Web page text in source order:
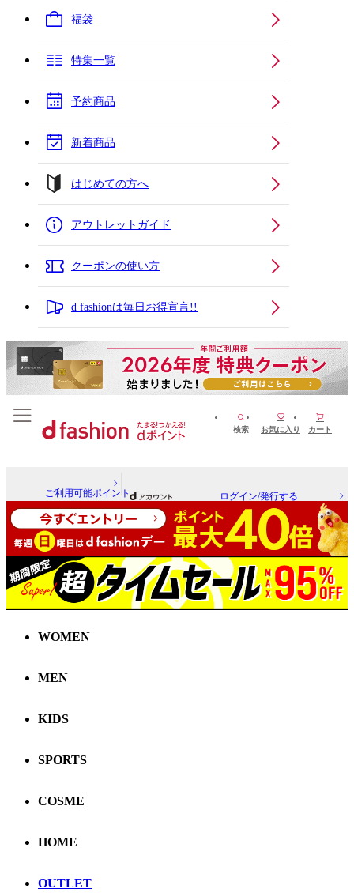
福袋
特集一覧
予約商品
新着商品
はじめての方へ
アウトレットガイド
クーポンの使い方
d fashionは毎日お得宣言!!
検索 お気に入り カート
ご利用可能ポイント ログイン/発行する
WOMEN
MEN
KIDS
SPORTS
COSME
HOME
OUTLET